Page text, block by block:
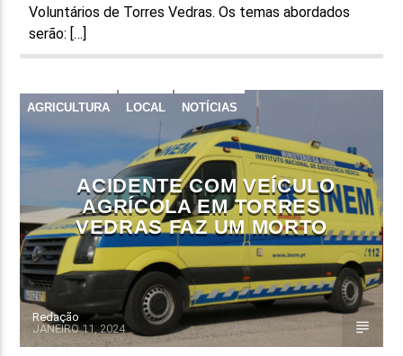
Voluntários de Torres Vedras. Os temas abordados
serão: […]
AGRICULTURA LOCAL NOTÍCIAS
ACIDENTE COM VEÍCULO
AGRÍCOLA EM TORRES
VEDRAS FAZ UM MORTO
Redação
JANEIRO 11, 2024